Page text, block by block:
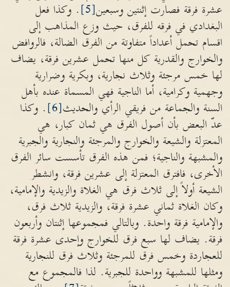
عشرة فرقة فصارت إثنتين وسبعين[5]
. وكذا فعل
البغدادي في فرقه للفرق، حيث وزع المذاهب إلى
اقسام تحمل أعداداً متفاوتة من الفرق الضالة، فالروافض
والخوارج والقدرية كل منها تحمل عشرين فرقة، يضاف
لها خمس مرجئة وثلاث نجارية، وبكرية وضرارية
وجهمية وكرامية، أما الناجية فهي المسماة عنده بأهل
السنة والجماعة من فريقي الرأي والحديث[6]
. وكذا
عدّ البعض بأن أصول الفرق هي ثمان كبار، هي
المعتزلة والشيعة والخوارج والمرجئة والنجارية والجبرية
والمشبهة والناجية؛ فمن هذه الفرق تأسست سائر الفرق
الأخرى، فافترق المعتزلة إلى عشرين فرقة، وانشطر
الشيعة أولاً إلى ثلاث فرق هي الغلاة والزيدية والإمامية،
وكان الغلاة ثماني عشرة فرقة، والزيدية ثلاث فرق،
والإمامية فرقة واحدة. وبالتالي فمجموعها إثنتان وأربعون
فرقة. يضاف لها سبع فرق للخوارج وإحدى عشرة فرقة
للعجاردة وخمس فرق للمرجئة وثلاث فرق للنجارية
ومثلها للمشبهة وواحدة للجبرية. لذا فالمجموع مع